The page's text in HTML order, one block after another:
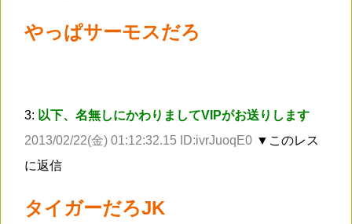
やっぱサーモスだろ
3: 以下、名無しにかわりましてVIPがお送りします
2013/02/22(金) 01:12:32.15 ID:ivrJuoqE0 ▼このレス
に返信
タイガーだろJK